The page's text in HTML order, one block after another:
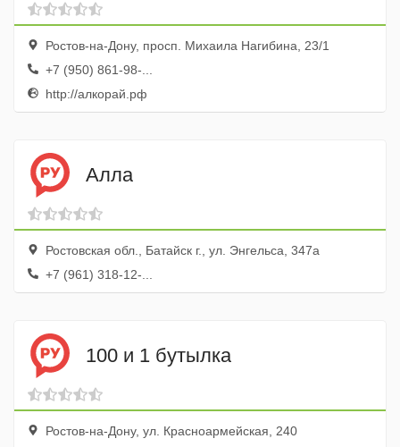
Ростов-на-Дону, просп. Михаила Нагибина, 23/1
+7 (950) 861-98-...
http://алкорай.рф
Алла
Ростовская обл., Батайск г., ул. Энгельса, 347а
+7 (961) 318-12-...
100 и 1 бутылка
Ростов-на-Дону, ул. Красноармейская, 240